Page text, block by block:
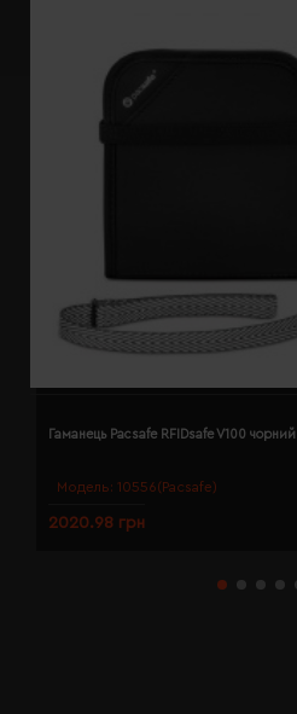
Модель: 10556(Pacsafe)
Гаманець Pacsafe RFIDsafe V100
2020.98 грн